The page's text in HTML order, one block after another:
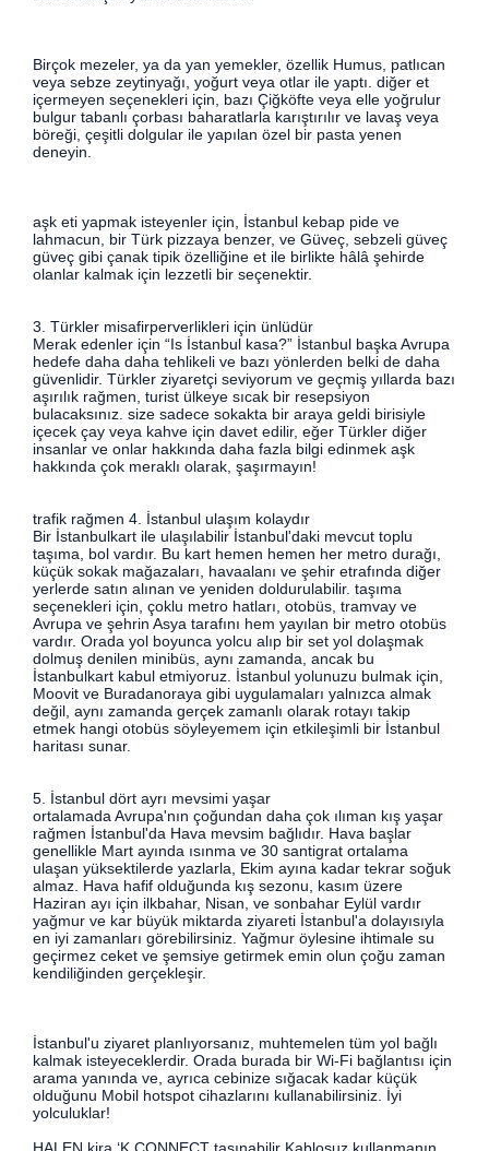
Birçok mezeler, ya da yan yemekler, özellik Humus, patlıcan
veya sebze zeytinyağı, yoğurt veya otlar ile yaptı. diğer et
içermeyen seçenekleri için, bazı Çiğköfte veya elle yoğrulur
bulgur tabanlı çorbası baharatlarla karıştırılır ve lavaş veya
böreği, çeşitli dolgular ile yapılan özel bir pasta yenen
deneyin.
aşk eti yapmak isteyenler için, İstanbul kebap pide ve
lahmacun, bir Türk pizzaya benzer, ve Güveç, sebzeli güveç
güveç gibi çanak tipik özelliğine et ile birlikte hâlâ şehirde
olanlar kalmak için lezzetli bir seçenektir.
3. Türkler misafirperverlikleri için ünlüdür
Merak edenler için “Is İstanbul kasa?” İstanbul başka Avrupa
hedefe daha daha tehlikeli ve bazı yönlerden belki de daha
güvenlidir. Türkler ziyaretçi seviyorum ve geçmiş yıllarda bazı
aşırılık rağmen, turist ülkeye sıcak bir resepsiyon
bulacaksınız. size sadece sokakta bir araya geldi birisiyle
içecek çay veya kahve için davet edilir, eğer Türkler diğer
insanlar ve onlar hakkında daha fazla bilgi edinmek aşk
hakkında çok meraklı olarak, şaşırmayın!
trafik rağmen 4. İstanbul ulaşım kolaydır
Bir İstanbulkart ile ulaşılabilir İstanbul'daki mevcut toplu
taşıma, bol vardır. Bu kart hemen hemen her metro durağı,
küçük sokak mağazaları, havaalanı ve şehir etrafında diğer
yerlerde satın alınan ve yeniden doldurulabilir. taşıma
seçenekleri için, çoklu metro hatları, otobüs, tramvay ve
Avrupa ve şehrin Asya tarafını hem yayılan bir metro otobüs
vardır. Orada yol boyunca yolcu alıp bir set yol dolaşmak
dolmuş denilen minibüs, aynı zamanda, ancak bu
İstanbulkart kabul etmiyoruz. İstanbul yolunuzu bulmak için,
Moovit ve Buradanoraya gibi uygulamaları yalnızca almak
değil, aynı zamanda gerçek zamanlı olarak rotayı takip
etmek hangi otobüs söyleyemem için etkileşimli bir İstanbul
haritası sunar.
5. İstanbul dört ayrı mevsimi yaşar
ortalamada Avrupa'nın çoğundan daha çok ılıman kış yaşar
rağmen İstanbul'da Hava mevsim bağlıdır. Hava başlar
genellikle Mart ayında ısınma ve 30 santigrat ortalama
ulaşan yüksektilerde yazlarla, Ekim ayına kadar tekrar soğuk
almaz. Hava hafif olduğunda kış sezonu, kasım üzere
Haziran ayı için ilkbahar, Nisan, ve sonbahar Eylül vardır
yağmur ve kar büyük miktarda ziyareti İstanbul'a dolayısıyla
en iyi zamanları görebilirsiniz. Yağmur öylesine ihtimale su
geçirmez ceket ve şemsiye getirmek emin olun çoğu zaman
kendiliğinden gerçekleşir.
İstanbul'u ziyaret planlıyorsanız, muhtemelen tüm yol bağlı
kalmak isteyeceklerdir. Orada burada bir Wi-Fi bağlantısı için
arama yanında ve, ayrıca cebinize sığacak kadar küçük
olduğunu Mobil hotspot cihazlarını kullanabilirsiniz. İyi
yolculuklar!